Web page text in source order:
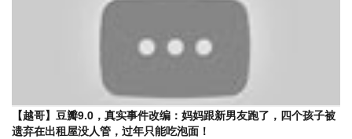
【越哥】豆瓣9.0，真实事件改编：妈妈跟新男友跑了，四个孩子被
遗弃在出租屋没人管，过年只能吃泡面！